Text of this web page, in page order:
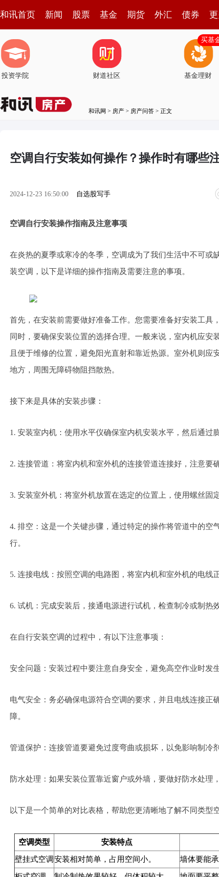
和讯首页 新闻 股票 基金 期货 外汇 债券
投资学院 财道社区 基金理财
买基
和讯网 > 房产 > 房产问答 > 正文
空调自行安装如何操作？操作时有哪些
2024-12-23 16:50:00 自选股写手
空调自行安装操作指南及注意事项
在炎热的夏季或寒冷的冬季，空调成为了我们生活中不可或
装空调，以下是详细的操作指南及需要注意的事项。
首先，在安装前需要做好准备工作。您需要准备好安装工具
同时，要确保安装位置的选择合理。一般来说，室内机应安
且便于维修的位置，避免阳光直射和靠近热源。室外机则应
地方，周围无障碍物阻挡散热。
接下来是具体的安装步骤：
1. 安装室内机：使用水平仪确保室内机安装水平，然后通过
2. 连接管道：将室内机和室外机的连接管道连接好，注意要
3. 安装室外机：将室外机放置在选定的位置上，使用螺丝固
4. 排空：这是一个关键步骤，通过特定的操作将管道中的空
行。
5. 连接电线：按照空调的电路图，将室内机和室外机的电线
6. 试机：完成安装后，接通电源进行试机，检查制冷或制热
在自行安装空调的过程中，有以下注意事项：
安全问题：安装过程中要注意自身安全，避免高空作业时发
电气安全：务必确保电源符合空调的要求，并且电线连接正
障。
管道保护：连接管道要避免过度弯曲或损坏，以免影响制冷
防水处理：如果安装位置靠近窗户或外墙，要做好防水处理
以下是一个简单的对比表格，帮助您更清晰地了解不同类型
空调类型 安装特点
壁挂式空调安装相对简单，占用空间小。 墙体要能